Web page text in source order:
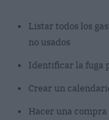
Listar todos los
no usados
Identificar la fuga
Crear un
Hacer una